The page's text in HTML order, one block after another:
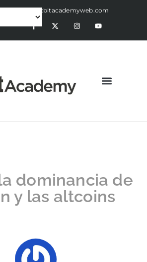
alex@bitacademyweb.com
dominancia de
y las altcoins